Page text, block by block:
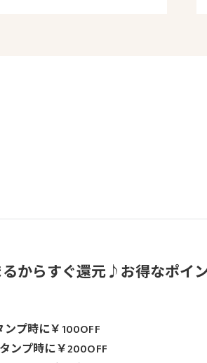
からすぐ還元♪お得なポイ
プ時に￥100OFF
ンプ時に￥200OFF